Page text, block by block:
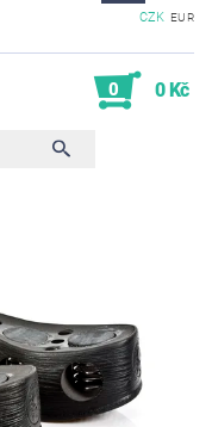
CZK EUR
0 0 Kč